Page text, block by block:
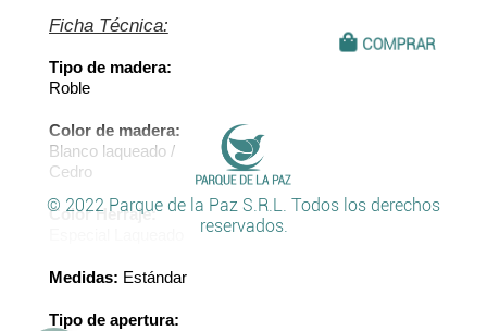
Ficha Técnica:
Tipo de madera:
Roble
Color de madera:
Blanco laqueado /
Cedro
Color Herraje:
Medidas: Estándar
Tipo de apertura:
COMPRAR
© 2022 Parque de la Paz S.R.L. Todos los derechos
reservados.